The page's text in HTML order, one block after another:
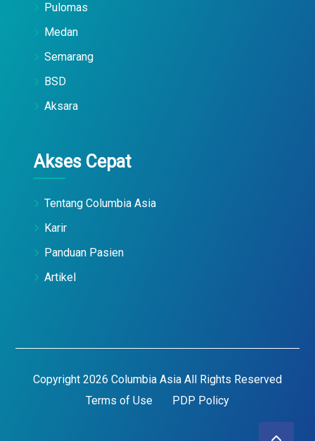
Pulomas
Medan
Semarang
BSD
Aksara
Akses Cepat
Tentang Columbia Asia
Karir
Panduan Pasien
Artikel
Copyright 2026 Columbia Asia All Rights Reserved
Terms of Use
PDP Policy